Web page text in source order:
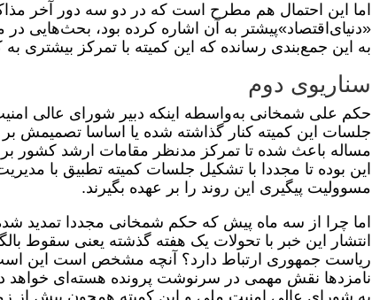
اما این احتمال هم مطرح است که در دو سه دور آخر
«دنیای‌اقتصاد»پیشتر به آن اشاره کرده بود، بحث‌هایی
به این جمع‌بندی رسانده که این کمیته با تمرکز بیشتری به
سناریوی دوم
حکم علی شمخانی به‌واسطه اینکه دبیر شورای عالی
جلسات این کمیته کنار گذاشته شده یا اساسا تصمیمش
مساله باعث شده تا تمرکز مدنظر مقامات ارشد کشور بر
این بوده تا مجددا با تشکیل جلسات کمیته تطبیق با
مسوولیت پیگیری این روند را بر عهده بگیرند.
اما چرا از سه ماه پیش که حکم شمخانی مجددا تمدید
انتشار این خبر با تحولات یک هفته گذشته یعنی سقوط
ریاست جمهوری ارتباط دارد؟ آنچه مشخص است این
نامزدها نقش مهمی در سرنوشت پرونده هسته‌ای خواهد
به شورای عالی امنیت ملی و این کمیته همچون پیش از